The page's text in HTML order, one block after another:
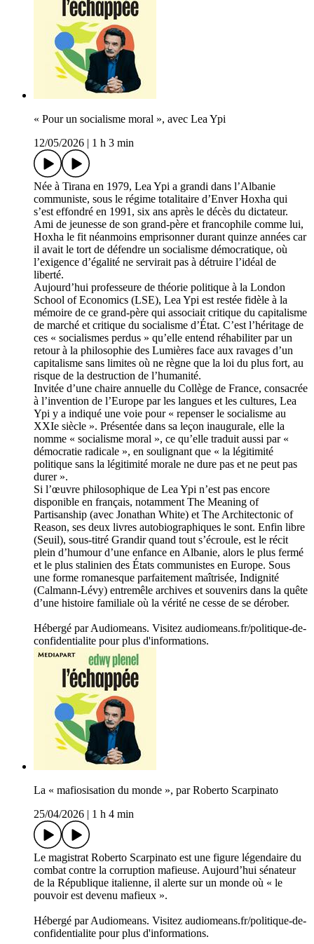
« Pour un socialisme moral », avec Lea Ypi
12/05/2026
1 h 3 min
Née à Tirana en 1979, Lea Ypi a grandi dans l’Albanie
communiste, sous le régime totalitaire d’Enver Hoxha qui
s’est effondré en 1991, six ans après le décès du dictateur.
Ami de jeunesse de son grand-père et francophile comme lui,
Hoxha le fit néanmoins emprisonner durant quinze années car
il avait le tort de défendre un socialisme démocratique, où
l’exigence d’égalité ne servirait pas à détruire l’idéal de
liberté.
Aujourd’hui professeure de théorie politique à la London
School of Economics (LSE), Lea Ypi est restée fidèle à la
mémoire de ce grand-père qui associait critique du capitalisme
de marché et critique du socialisme d’État. C’est l’héritage de
ces « socialismes perdus » qu’elle entend réhabiliter par un
retour à la philosophie des Lumières face aux ravages d’un
capitalisme sans limites où ne règne que la loi du plus fort, au
risque de la destruction de l’humanité.
Invitée d’une chaire annuelle du Collège de France, consacrée
à l’invention de l’Europe par les langues et les cultures, Lea
Ypi y a indiqué une voie pour « repenser le socialisme au
XXIe siècle ». Présentée dans sa leçon inaugurale, elle la
nomme « socialisme moral », ce qu’elle traduit aussi par «
démocratie radicale », en soulignant que « la légitimité
politique sans la légitimité morale ne dure pas et ne peut pas
durer ».
Si l’œuvre philosophique de Lea Ypi n’est pas encore
disponible en français, notamment The Meaning of
Partisanship (avec Jonathan White) et The Architectonic of
Reason, ses deux livres autobiographiques le sont. Enfin libre
(Seuil), sous-titré Grandir quand tout s’écroule, est le récit
plein d’humour d’une enfance en Albanie, alors le plus fermé
et le plus stalinien des États communistes en Europe. Sous
une forme romanesque parfaitement maîtrisée, Indignité
(Calmann-Lévy) entremêle archives et souvenirs dans la quête
d’une histoire familiale où la vérité ne cesse de se dérober.
Hébergé par Audiomeans. Visitez audiomeans.fr/politique-de-
confidentialite pour plus d'informations.
La « mafiosisation du monde », par Roberto Scarpinato
25/04/2026
1 h 4 min
Le magistrat Roberto Scarpinato est une figure légendaire du
combat contre la corruption mafieuse. Aujourd’hui sénateur
de la République italienne, il alerte sur un monde où « le
pouvoir est devenu mafieux ».
Hébergé par Audiomeans. Visitez audiomeans.fr/politique-de-
confidentialite pour plus d'informations.